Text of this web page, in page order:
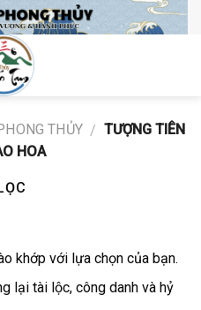
THỦY / TƯỢNG TIÊN
HOA
khớp với lựa chọn của bạn.
lại tài lộc, công danh và hỷ